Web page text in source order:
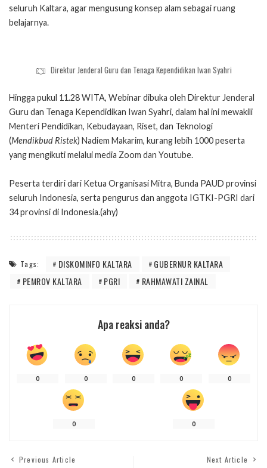
seluruh Kaltara, agar mengusung konsep alam sebagai ruang
belajarnya.
Direktur Jenderal Guru dan Tenaga Kependidikan Iwan Syahri
Hingga pukul 11.28 WITA, Webinar dibuka oleh Direktur Jenderal
Guru dan Tenaga Kependidikan Iwan Syahri, dalam hal ini mewakili
Menteri Pendidikan, Kebudayaan, Riset, dan Teknologi
(Mendikbud Ristek) Nadiem Makarim, kurang lebih 1000 peserta
yang mengikuti melalui media Zoom dan Youtube.
Peserta terdiri dari Ketua Organisasi Mitra, Bunda PAUD provinsi
seluruh Indonesia, serta pengurus dan anggota IGTKI-PGRI dari
34 provinsi di Indonesia.(ahy)
Tags: DISKOMINFO KALTARA
GUBERNUR KALTARA
PEMROV KALTARA
PGRI RAHMAWATI ZAINAL
Apa reaksi anda?
0 0 0 0 0
0 0
Previous Article Next Article